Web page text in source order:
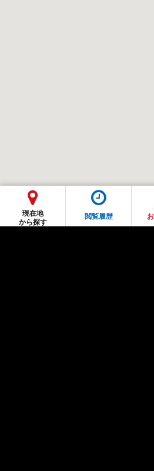
現在地
から探す
閲覧履歴